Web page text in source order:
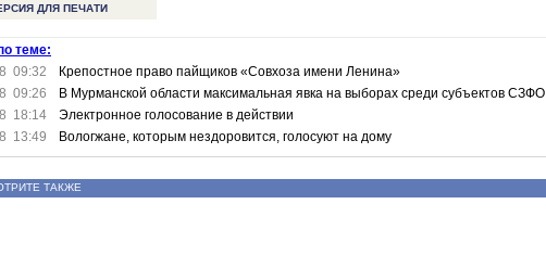
ДЛЯ ПЕЧАТИ
теме:
09:32
Крепостное право пайщиков «Совхоза имени Ленина»
09:26
В Мурманской области максимальная явка на выборах среди субъектов СЗФО
18:14
Электронное голосование в действии
13:49
Вологжане, которым нездоровится, голосуют на дому
ТАКЖЕ